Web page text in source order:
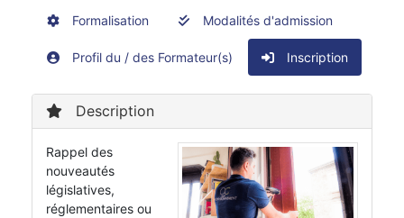
Formalisation Modalités d'admission
Profil du / des Formateur(s) Inscription
Description
Rappel des
nouveautés
législatives,
réglementaires ou